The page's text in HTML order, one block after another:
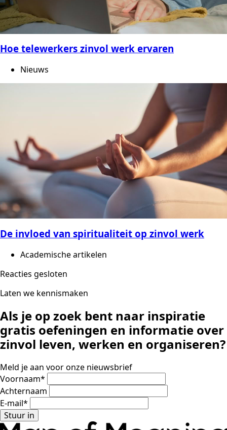
Hoe telewerkers zinvol werk ervaren
Nieuws
De invloed van spiritualiteit op zinvol werk
Academische artikelen
Reacties gesloten
Laten we kennismaken
Als je op zoek bent naar inspiratie
gratis oefeningen en informatie over
zinvol leven, werken en organiseren?
Meld je aan voor onze nieuwsbrief
Voornaam*
Achternaam
E-mail*
Stuur in